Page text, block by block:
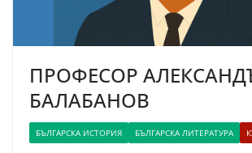
ПРОФЕСОР
БАЛАБАНОВ
БЪЛГАРСКА ИСТОРИЯ БЪЛГАРСКА ЛИТЕРАТУРА